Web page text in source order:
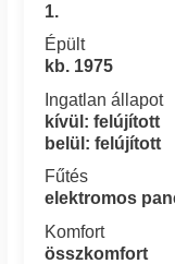
1.
Épült
kb. 1975
Ingatlan állapot
kívül: felújított
belül: felújított
Fűtés
elektromos
Komfort
összkomfort